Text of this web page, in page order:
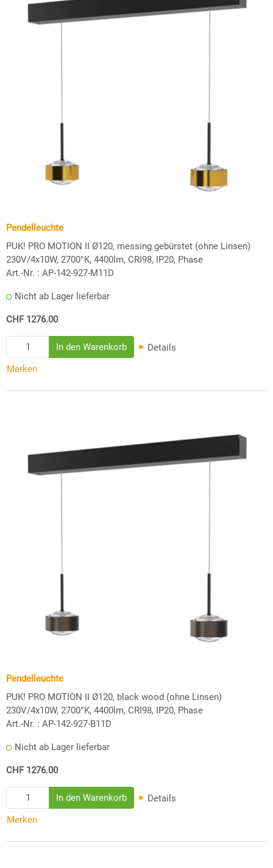
Pendelleuchte
PUK! PRO MOTION II Ø120, messing gebürstet (ohne Linsen)
230V/4x10W, 2700°K, 4400lm, CRI98, IP20, Phase
Art.-Nr. : AP-142-927-M11D
Nicht ab Lager lieferbar
CHF 1276.00
Details
Merken
Pendelleuchte
PUK! PRO MOTION II Ø120, black wood (ohne Linsen)
230V/4x10W, 2700°K, 4400lm, CRI98, IP20, Phase
Art.-Nr. : AP-142-927-B11D
Nicht ab Lager lieferbar
CHF 1276.00
Details
Merken